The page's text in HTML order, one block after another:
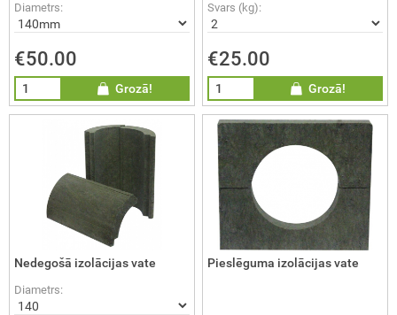
Diametrs:
€50.00
Grozā!
Svars (kg):
€25.00
Grozā!
Nedegošā izolācijas vate
Diametrs:
Pieslēguma izolācijas vate